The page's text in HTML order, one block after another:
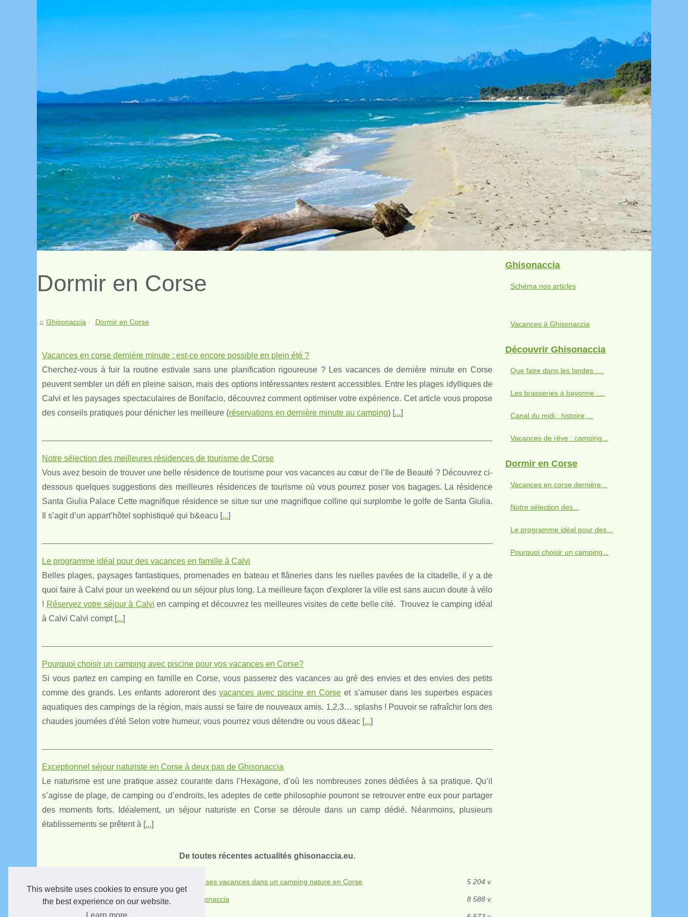
This website uses cookies to ensure you get
the best experience on our website.
Dormir en Corse
Ghisonaccia Dormir en Corse
Vacances en corse dernière minute : est-ce encore possible en plein été ?
Cherchez-vous à fuir la routine estivale sans une planification rigoureuse ? Les vacances de dernière minute en Corse
peuvent sembler un défi en pleine saison, mais des options intéressantes restent accessibles. Entre les plages idylliques de
Calvi et les paysages spectaculaires de Bonifacio, découvrez comment optimiser votre expérience. Cet article vous propose
des conseils pratiques pour dénicher les meilleure (réservations en dernière minute au camping) [...]
Notre sélection des meilleures résidences de tourisme de Corse
Vous avez besoin de trouver une belle résidence de tourisme pour vos vacances au cœur de l’Ile de Beauté ? Découvrez ci-
dessous quelques suggestions des meilleures résidences de tourisme où vous pourrez poser vos bagages. La résidence
Santa Giulia Palace Cette magnifique résidence se situe sur une magnifique colline qui surplombe le golfe de Santa Giulia.
Il s’agit d’un appart’hôtel sophistiqué qui b&eacu [...]
Le programme idéal pour des vacances en famille à Calvi
Belles plages, paysages fantastiques, promenades en bateau et flâneries dans les ruelles pavées de la citadelle, il y a de
quoi faire à Calvi pour un weekend ou un séjour plus long. La meilleure façon d'explorer la ville est sans aucun doute à vélo
! Réservez votre séjour à Calvi en camping et découvrez les meilleures visites de cette belle cité. Trouvez le camping idéal
à Calvi Calvi compt [...]
Pourquoi choisir un camping avec piscine pour vos vacances en Corse?
Si vous partez en camping en famille en Corse, vous passerez des vacances au gré des envies et des envies des petits
comme des grands. Les enfants adoreront des vacances avec piscine en Corse et s'amuser dans les superbes espaces
aquatiques des campings de la région, mais aussi se faire de nouveaux amis. 1,2,3… splashs ! Pouvoir se rafraîchir lors des
chaudes journées d'été Selon votre humeur, vous pourrez vous détendre ou vous d&eac [...]
Exceptionnel séjour naturiste en Corse à deux pas de Ghisonaccia
Le naturisme est une pratique assez courante dans l’Hexagone, d’où les nombreuses zones dédiées à sa pratique. Qu’il
s’agisse de plage, de camping ou d’endroits, les adeptes de cette philosophie pourront se retrouver entre eux pour partager
des moments forts. Idéalement, un séjour naturiste en Corse se déroule dans un camp dédié. Néanmoins, plusieurs
établissements se prêtent à [...]
De toutes récentes actualités ghisonaccia.eu.
Les bonnes raisons de passer ses vacances dans un camping nature en Corse 5 204 v.
10/9/2017 Perla di Mare, camping à Ghisonaccia 8 588 v.
Ghisonaccia
Schéma nos articles
Vacances à Ghisonaccia
Découvrir Ghisonaccia
Que faire dans les landes :...
Les brasseries à bayonne :...
Canal du midi : histoire,...
Vacances de rêve : camping...
Dormir en Corse
Vacances en corse dernière...
Notre sélection des...
Le programme idéal pour des...
Pourquoi choisir un camping...